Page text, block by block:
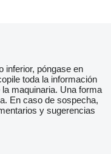
inferior, póngase en
toda la información
maquinaria. Una forma
En caso de sospecha,
y sugerencias